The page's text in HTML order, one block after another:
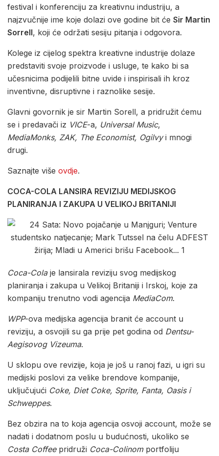
festival i konferenciju za kreativnu industriju, a
najzvučnije ime koje dolazi ove godine bit će Sir Martin
Sorrell, koji će održati sesiju pitanja i odgovora.
Kolege iz cijelog spektra kreativne industrije dolaze
predstaviti svoje proizvode i usluge, te kako bi sa
učesnicima podijelili bitne uvide i inspirisali ih kroz
inventivne, disruptivne i raznolike sesije.
Glavni govornik je sir Martin Sorell, a pridružit ćemu
se i predavači iz VICE-a, Universal Music,
MediaMonks, ZAK, The Economist, Ogilvyi mnogi
drugi.
Saznajte više ovdje.
COCA-COLA LANSIRA REVIZIJU MEDIJSKOG
PLANIRANJA I ZAKUPA U VELIKOJ BRITANIJI
Coca-Colaje lansirala reviziju svog medijskog
planiranja i zakupa u Velikoj Britaniji i Irskoj, koje za
kompaniju trenutno vodi agencija MediaCom.
WPP-ova medijska agencija branit će account u
reviziju, a osvojili su ga prije pet godina od Dentsu-
Aegisovog Vizeuma.
U sklopu ove revizije, koja je još u ranoj fazi, u igri su
medijski poslovi za velike brendove kompanije,
uključujući Coke, Diet Coke, Sprite, Fanta, Oasis i
Schweppes.
Bez obzira na to koja agencija osvoji account, može se
nadati i dodatnom poslu u budućnosti, ukoliko se
Costa Coffeepridruži Coca-Colinomportfoliju